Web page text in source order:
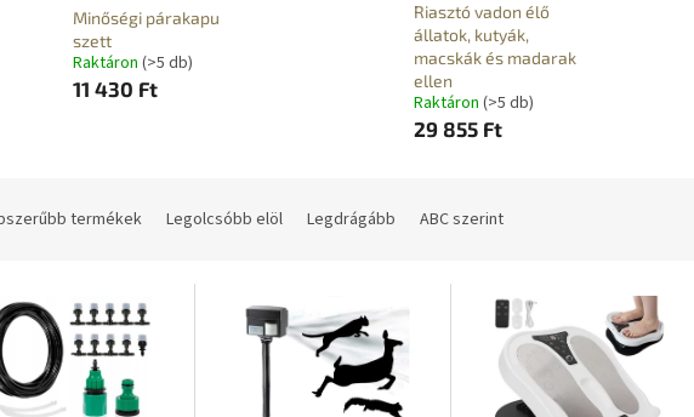
Minőségi párakapu
szett
Raktáron (>5 db)
11 430 Ft
Riasztó vadon élő
állatok, kutyák,
macskák és madarak
ellen
Raktáron (>5 db)
29 855 Ft
termékek Legolcsóbb elöl Legdrágább ABC szerint